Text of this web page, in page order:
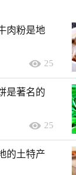
肉粉是地
25
是著名的
25
的土特产